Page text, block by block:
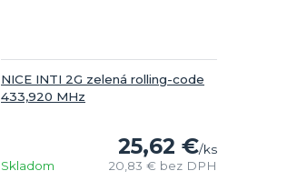
NICE INTI 2G zelená rolling-code
433,920 MHz
25,62 €/ks
20,83 € bez DPH
Skladom